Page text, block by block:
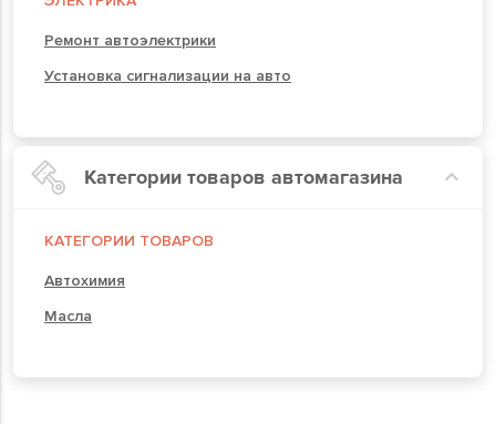
Ремонт автоэлектрики
Установка сигнализации на авто
Категории товаров автомагазина
КАТЕГОРИИ ТОВАРОВ
Автохимия
Масла